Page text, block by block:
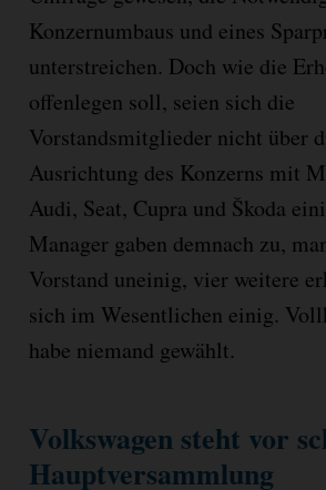
Konzernumbaus und eines
unterstreichen. Doch wie die
offenlegen soll, seien sich die
Vorstandsmitglieder nicht über
Ausrichtung des Konzerns mit
Audi, Seat, Cupra und Škoda
Manager gaben demnach zu,
Vorstand uneinig, vier weitere
sich im Wesentlichen einig.
habe niemand gewählt.
Volkswagen steht vor
Hauptversammlung